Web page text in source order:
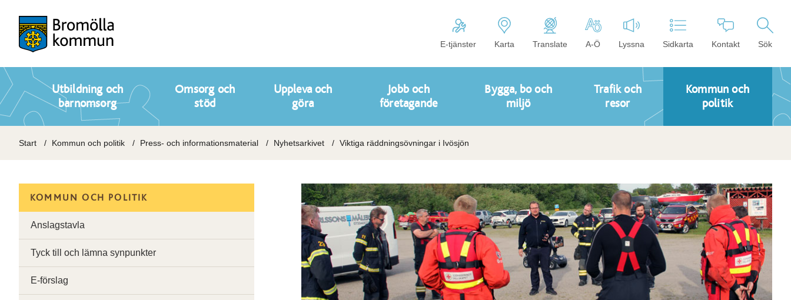
E-tjänster Karta Translate A-Ö Lyssna Sidkarta Kontakt Sök
Utbildning och
barnomsorg
Omsorg och
stöd
Uppleva och
göra
Jobb och
företagande
Bygga, bo och
miljö
Trafik och
resor
Kommun och
politik
Start Kommun och politik Press- och informationsmaterial Nyhetsarkivet Viktiga räddningsövningar i Ivösjön
KOMMUN OCH POLITIK
Anslagstavla
Tyck till och lämna synpunkter
E-förslag